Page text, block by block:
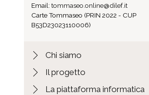
Email: tommaseo.online@dilef.it
Carte Tommaseo (PRIN 2022 - CUP
B53D23023110006)
Chi siamo
Il progetto
La piattaforma informatica